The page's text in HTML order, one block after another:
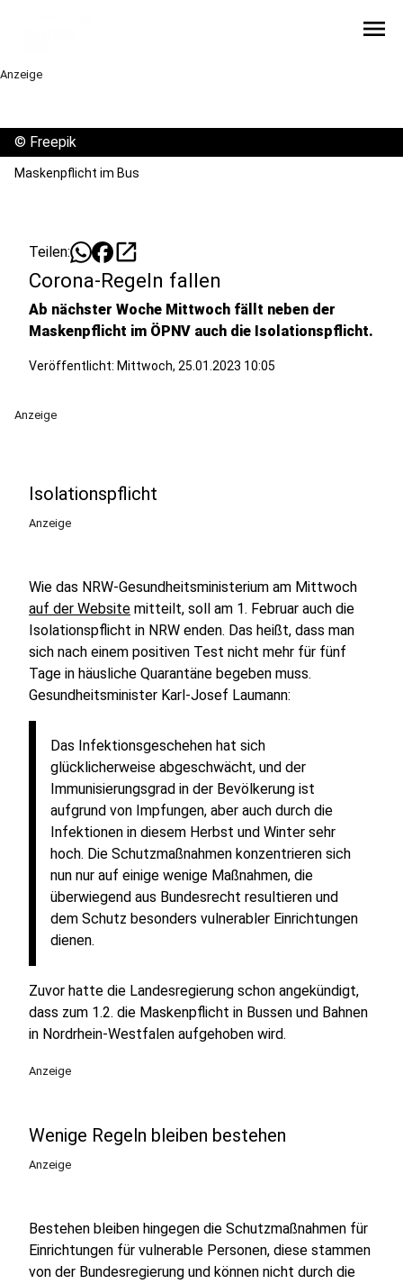
menu
Anzeige
© Freepik
Maskenpflicht im Bus
Teilen: open_in_new
Corona-Regeln fallen
Ab nächster Woche Mittwoch fällt neben der
Maskenpflicht im ÖPNV auch die Isolationspflicht.
Veröffentlicht: Mittwoch, 25.01.2023 10:05
Anzeige
Isolationspflicht
Anzeige
Wie das NRW-Gesundheitsministerium am Mittwoch
auf der Website mitteilt, soll am 1. Februar auch die
Isolationspflicht in NRW enden. Das heißt, dass man
sich nach einem positiven Test nicht mehr für fünf
Tage in häusliche Quarantäne begeben muss.
Gesundheitsminister Karl-Josef Laumann:
Das Infektionsgeschehen hat sich
glücklicherweise abgeschwächt, und der
Immunisierungsgrad in der Bevölkerung ist
aufgrund von Impfungen, aber auch durch die
Infektionen in diesem Herbst und Winter sehr
hoch. Die Schutzmaßnahmen konzentrieren sich
nun nur auf einige wenige Maßnahmen, die
überwiegend aus Bundesrecht resultieren und
dem Schutz besonders vulnerabler Einrichtungen
dienen.
Zuvor hatte die Landesregierung schon angekündigt,
dass zum 1.2. die Maskenpflicht in Bussen und Bahnen
in Nordrhein-Westfalen aufgehoben wird.
Anzeige
Wenige Regeln bleiben bestehen
Anzeige
Bestehen bleiben hingegen die Schutzmaßnahmen für
Einrichtungen für vulnerable Personen, diese stammen
von der Bundesregierung und können nicht durch die